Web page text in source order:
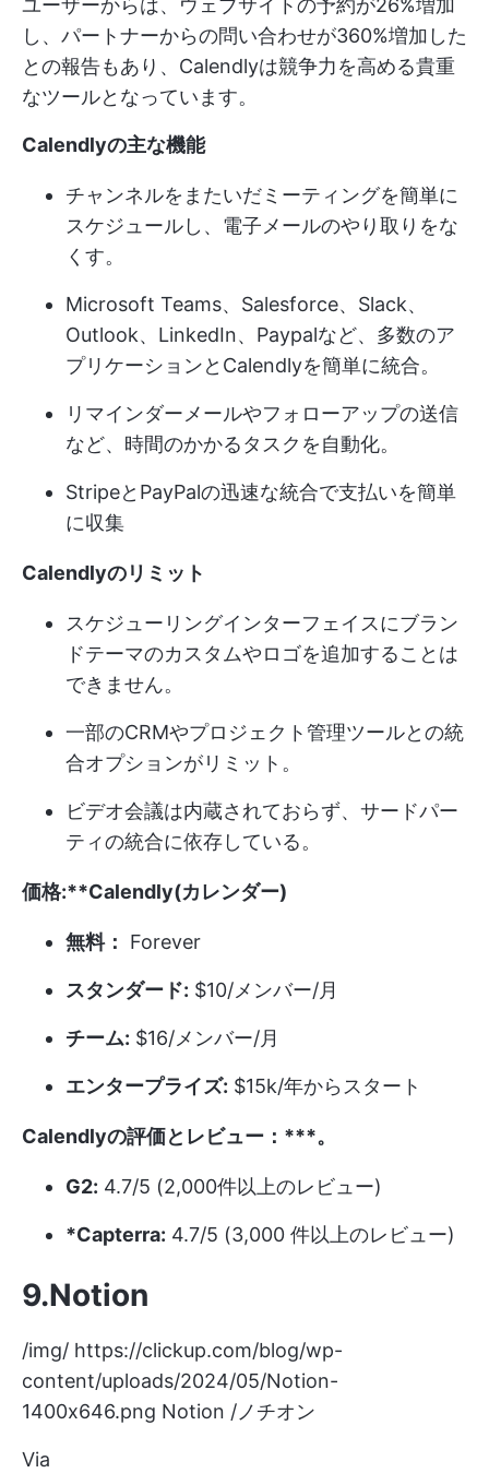
ユーザーからは、ウェブサイトの予約が26%増加
し、パートナーからの問い合わせが360%増加した
との報告もあり、Calendlyは競争力を高める貴重
なツールとなっています。
Calendlyの主な機能
チャンネルをまたいだミーティングを簡単に
スケジュールし、電子メールのやり取りをな
くす。
Microsoft Teams、Salesforce、Slack、
Outlook、LinkedIn、Paypalなど、多数のア
プリケーションとCalendlyを簡単に統合。
リマインダーメールやフォローアップの送信
など、時間のかかるタスクを自動化。
StripeとPayPalの迅速な統合で支払いを簡単
に収集
Calendlyのリミット
スケジューリングインターフェイスにブラン
ドテーマのカスタムやロゴを追加することは
できません。
一部のCRMやプロジェクト管理ツールとの統
合オプションがリミット。
ビデオ会議は内蔵されておらず、サードパー
ティの統合に依存している。
価格:**Calendly(カレンダー)
無料： Forever
スタンダード: $10/メンバー/月
チーム: $16/メンバー/月
エンタープライズ: $15k/年からスタート
Calendlyの評価とレビュー：***。
G2: 4.7/5 (2,000件以上のレビュー)
*Capterra: 4.7/5 (3,000 件以上のレビュー)
9.Notion
/img/ https://clickup.com/blog/wp-
content/uploads/2024/05/Notion-
1400x646.png Notion /ノチオン
Via